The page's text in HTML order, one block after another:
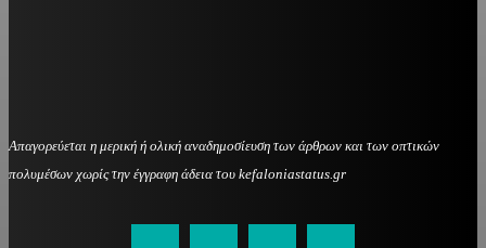
Απαγορεύεται η μερική ή ολική αναδημοσίευση των άρθρων και των οπτικών
πολυμέσων χωρίς την έγγραφη άδεια του kefaloniastatus.gr